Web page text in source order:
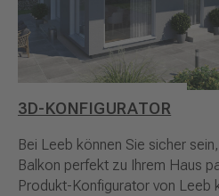
3D-KONFIGURATOR
Bei Leeb können Sie sicher
Balkon perfekt zu Ihrem Haus
Produkt-Konfigurator von Leeb